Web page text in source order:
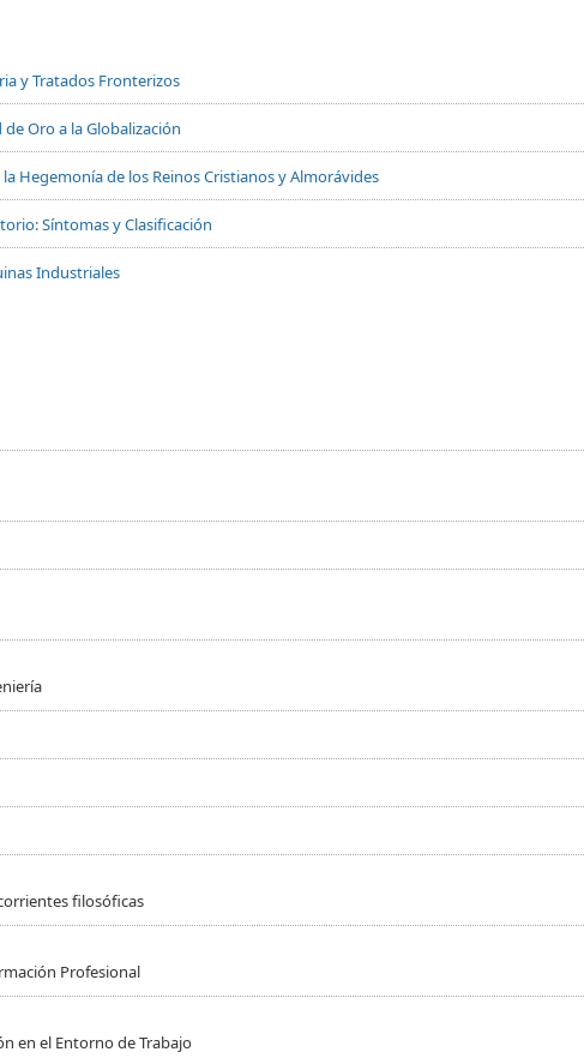
y Tratados Fronterizos
Oro a la Globalización
Hegemonía de los Reinos Cristianos y Almorávides
Síntomas y Clasificación
Industriales
filosóficas
Profesional
en el Entorno de Trabajo